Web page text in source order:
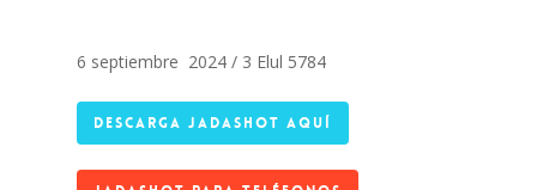
6 septiembre 2024 / 3 Elul 5784
DESCARGA JADASHOT AQUÍ